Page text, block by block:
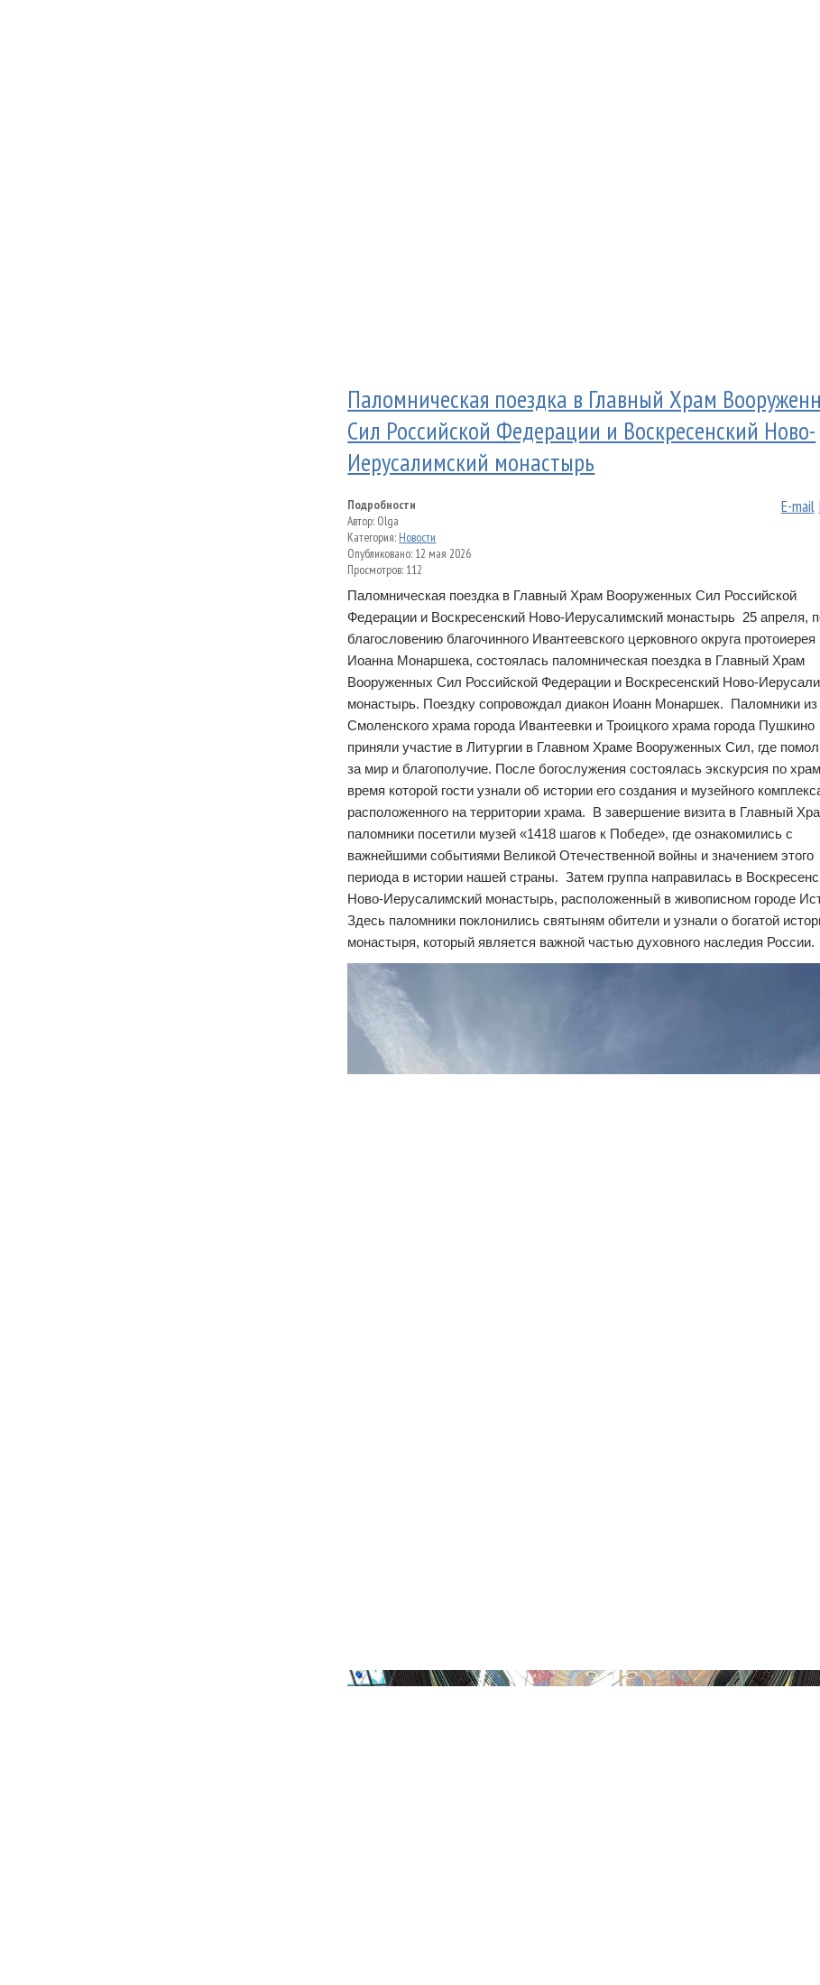
Паломническая поездка в Главный Храм
Сил Российской Федерации и Воскресенский Ново-
Иерусалимский монастырь
E-mail
Подробности
Автор: Olga
Категория: Новости
Опубликовано: 12 мая 2026
Просмотров: 112
Паломническая поездка в Главный Храм Вооруженных Сил Российской
Федерации и Воскресенский Ново-Иерусалимский монастырь 25 апреля,
благословению благочинного Ивантеевского церковного округа протоиерея
Иоанна Монаршека, состоялась паломническая поездка в Главный Храм
Вооруженных Сил Российской Федерации и Воскресенский Ново-
монастырь. Поездку сопровождал диакон Иоанн Монаршек. Паломники из
Смоленского храма города Ивантеевки и Троицкого храма города Пушкино
приняли участие в Литургии в Главном Храме Вооруженных Сил, где
за мир и благополучие. После богослужения состоялась экскурсия по
время которой гости узнали об истории его создания и музейного
расположенного на территории храма. В завершение визита в Главный
паломники посетили музей «1418 шагов к Победе», где ознакомились с
важнейшими событиями Великой Отечественной войны и значением этого
периода в истории нашей страны. Затем группа направилась в
Ново-Иерусалимский монастырь, расположенный в живописном городе
Здесь паломники поклонились святыням обители и узнали о богатой
монастыря, который является важной частью духовного наследия России.